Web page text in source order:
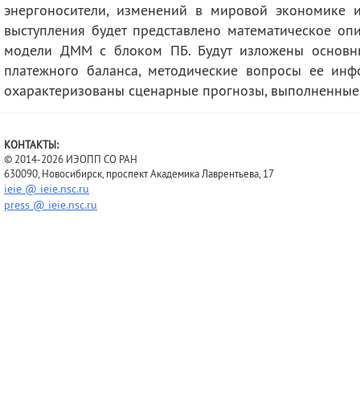
энергоносители, изменений в мировой
выступления будет представлено математическое
модели ДММ с блоком ПБ. Будут изложены
платежного баланса, методические вопросы ее
охарактеризованы сценарные прогнозы,
КОНТАКТЫ:
© 2014-2026 ИЭОПП СО РАН
630090, Новосибирск, проспект Академика Лаврентьева, 17
ieie @ ieie.nsc.ru
press @ ieie.nsc.ru